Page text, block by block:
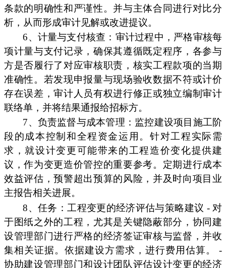
条款的明确性和严谨性。并与主体合同进行对比分
析，从而形成审计见解或改进提议。
6、计量与支付核查：审计过程中，严格审核每
项计量与支付记录，确保其遵循既定程序，各参与
方是否履行了对应审核职责，核实工程款项的当期
准确性。若发现申报量与现场验收数据不符或计价
存在误差，审计人员有权进行修正或独立编制审计
联络单，并将结果通报给招标方。
7、负责监督与成本管理：监控建设项目施工阶
段的成本控制和全程资金运用。针对工程实际需
求，就设计变更可能带来的工程造价变化提供建
议，作为变更造价管控的重要参考。定期进行成本
效益评估，预警超出预算的风险，并及时向项目业
主报告相关进展。
8、任务：工程变更的经济评估与策略建议 - 对
于图纸之外的工程，尤其是关键隐蔽部分，协同建
设管理部门进行严格的经济签证审核与监督，并收
集相关证据。依据建设方需求，进行费用估算。 -
协助建设管理部门和设计团队评估设计变更的经济